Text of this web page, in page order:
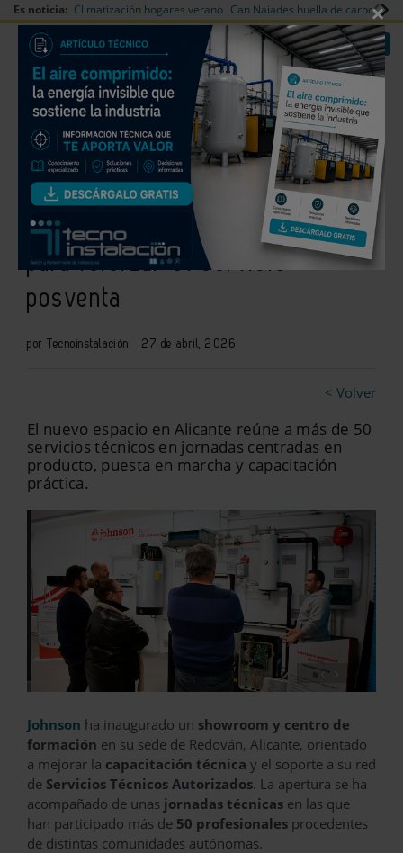
Es noticia: Climatización hogares verano Can Naiades huella de carbono
Redes Sociales Es noticia Login empresas Registro
Johnson inaugura un showroom
técnico y centro de formación
para reforzar el servicio
posventa
por Tecnoinstalación 27 de abril, 2026
< Volver
El nuevo espacio en Alicante reúne a más de 50
servicios técnicos en jornadas centradas en
producto, puesta en marcha y capacitación
práctica.
‹
Johnson ha inaugurado un showroom y centro de
formación en su sede de Redován, Alicante, orientado
a mejorar la capacitación técnica y el soporte a su red
de Servicios Técnicos Autorizados. La apertura se ha
acompañado de unas jornadas técnicas en las que
han participado más de 50 profesionales procedentes
de distintas comunidades autónomas.
×